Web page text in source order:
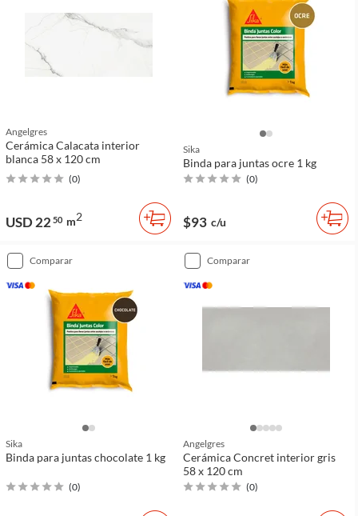
Angelgres
Cerámica Calacata interior
blanca 58 x 120 cm
(0)
USD 22 50 m2
Sika
Binda para juntas ocre 1 kg
(0)
$93 c/u
comparar
Sika
Binda para juntas chocolate 1 kg
(0)
comparar
Angelgres
Cerámica Concret interior gris
58 x 120 cm
(0)